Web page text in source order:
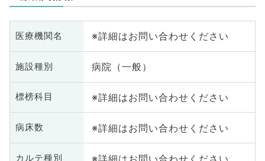
医療機関名 ※詳細はお問い合わせください
施設種別 病院（一般）
標榜科目 ※詳細はお問い合わせください
病床数 ※詳細はお問い合わせください
カルテ種別 ※詳細はお問い合わせください